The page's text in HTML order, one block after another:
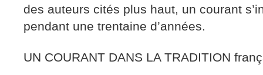
des auteurs cités plus haut, un courant
pendant une trentaine d’années.
UN COURANT DANS LA TRADITION